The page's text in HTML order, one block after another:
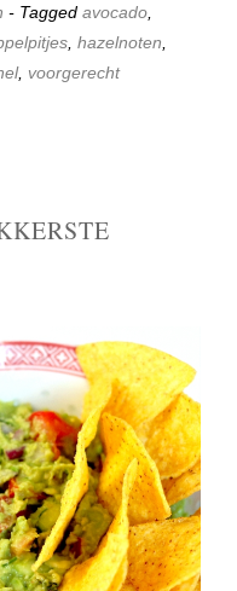
- Tagged avocado
hazelnoten
, voorgerecht